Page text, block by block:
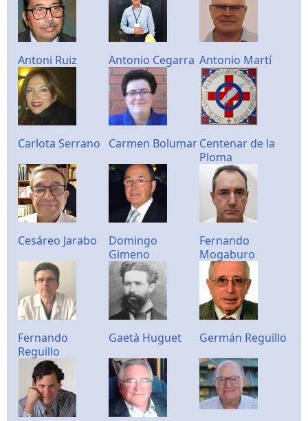
Antoni Ruiz Antonio Cegarra Antonio Martí
Carlota Serrano Carmen BolumarCentenar de la
Ploma
Cesáreo Jarabo
Domingo
Gimeno
Fernando
Mogaburo
Fernando
Reguillo
Gaetà Huguet Germán Reguillo